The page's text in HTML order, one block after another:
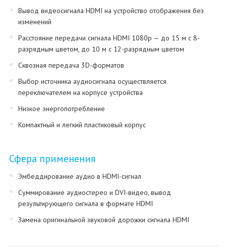
Вывод видеосигнала HDMI на устройство отображения без
изменений
Расстояние передачи сигнала HDMI 1080p — до 15 м с 8-
разрядным цветом, до 10 м с 12-разрядным цветом
Сквозная передача 3D-форматов
Выбор источника аудиосигнала осуществляется
переключателем на корпусе устройства
Низкое энергопотребление
Компактный и легкий пластиковый корпус
Сфера применения
Эмбеддирование аудио в HDMI-сигнал
Суммирование аудиостерео и DVI-видео, вывод
результирующего сигнала в формате HDMI
Замена оригинальной звуковой дорожки сигнала HDMI